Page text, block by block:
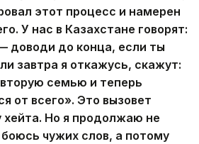
этот процесс и намерен
У нас в Казахстане говорят:
доводи до конца, если ты
завтра я откажусь, скажут:
семью и теперь
от всего». Это вызовет
хейта. Но я продолжаю не
чужих слов, а потому